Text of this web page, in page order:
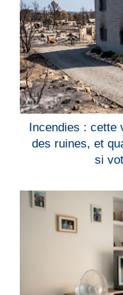
Incendies :
des ruines, et
si